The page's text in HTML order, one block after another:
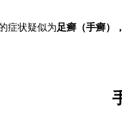
症状疑似为足癣（手癣）